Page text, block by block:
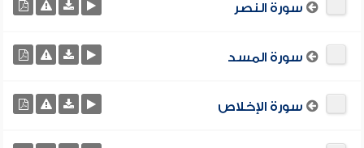
سورة النصر
سورة المسد
سورة الإخلاص